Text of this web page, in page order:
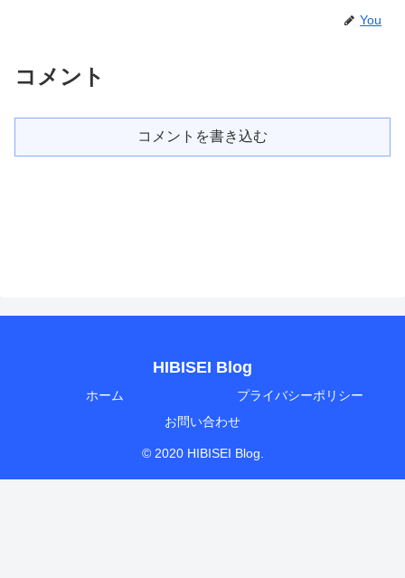
You
コメント
コメントを書き込む
HIBISEI Blog
ホーム
プライバシーポリシー
お問い合わせ
© 2020 HIBISEI Blog.